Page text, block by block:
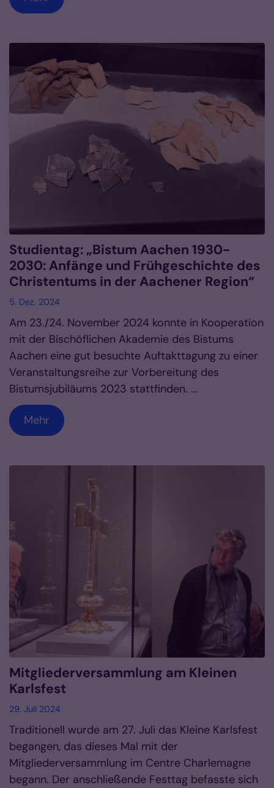
Studientag: „Bistum Aachen 1930-
2030: Anfänge und Frühgeschichte des
Christentums in der Aachener Region“
5. Dez. 2024
Am 23./24. November 2024 konnte in Kooperation
mit der Bischöflichen Akademie des Bistums
Aachen eine gut besuchte Auftakttagung zu einer
Veranstaltungsreihe zur Vorbereitung des
Bistumsjubiläums 2023 stattfinden. ...
Mehr
Mitgliederversammlung am Kleinen
Karlsfest
29. Juli 2024
Traditionell wurde am 27. Juli das Kleine Karlsfest
begangen, das dieses Mal mit der
Mitgliederversammlung im Centre Charlemagne
begann. Der anschließende Festtag befasste sich